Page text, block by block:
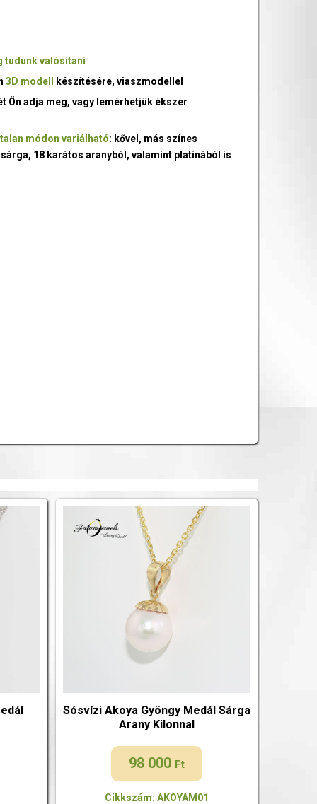
tudunk valósítani
3D modell
készítésére, viaszmodellel
Ön adja meg, vagy lemérhetjük ékszer
módon variálható: kővel, más színes
18 karátos aranyból, valamint platinából is
Sósvízi Akoya Gyöngy Medál Sárga
Arany Kilonnal
98 000 Ft
Cikkszám: AKOYAM01